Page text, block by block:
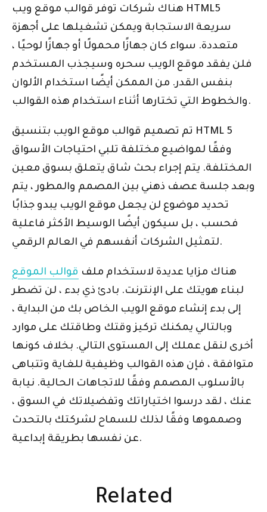
هناك شركات توفر قوالب موقع ويب HTML5
سريعة الاستجابة ويمكن تشغيلها على أجهزة
متعددة. سواء كان جهازًا محمولًا أو جهازًا لوحيًا ،
فلن يفقد موقع الويب سحره وسيجذب المستخدم
بنفس القدر. من الممكن أيضًا استخدام الألوان
والخطوط التي تختارها أثناء استخدام هذه القوالب.
تم تصميم قوالب موقع الويب بتنسيق HTML 5
وفقًا لمواضيع مختلفة تلبي احتياجات الأسواق
المختلفة. يتم إجراء بحث شاق يتعلق بسوق معين
وبعد جلسة عصف ذهني بين المصمم والمطور ، يتم
تحديد موضوع لن يجعل موقع الويب يبدو جذابًا
فحسب ، بل سيكون أيضًا الوسيط الأكثر فاعلية
لتمثيل الشركات أنفسهم في العالم الرقمي.
هناك مزايا عديدة لاستخدام ملف قوالب الموقع
لبناء هويتك على الإنترنت. بادئ ذي بدء ، لن تضطر
إلى بدء إنشاء موقع الويب الخاص بك من البداية ،
وبالتالي يمكنك تركيز وقتك وطاقتك على موارد
أخرى لنقل عملك إلى المستوى التالي. بخلاف كونها
متوافقة ، فإن هذه القوالب وظيفية للغاية وتتباهى
بالأسلوب المصمم وفقًا للاتجاهات الحالية. نيابة
عنك ، لقد درسوا اختياراتك وتفضيلاتك في السوق ،
وصمموها وفقًا لذلك للسماح لشركتك بالتحدث
عن نفسها بطريقة إبداعية.
Related